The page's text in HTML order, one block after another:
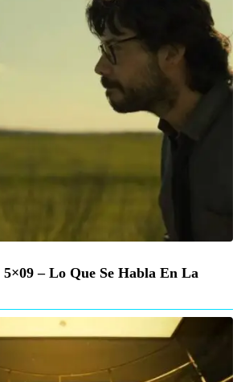
5×09 – Lo Que Se Habla En La